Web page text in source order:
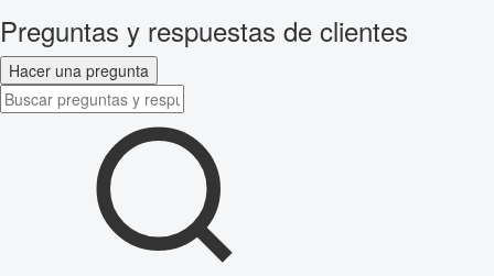
Preguntas y respuestas de clientes
Hacer una pregunta